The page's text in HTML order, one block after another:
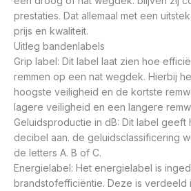
prestaties. Dat allemaal met een
prijs en kwaliteit.
Uitleg bandenlabels
Grip label: Dit label laat zien hoe
remmen op een nat wegdek. Hierbij
hoogste veiligheid en de kortste
lagere veiligheid en een langere
Geluidsproductie in dB: Dit label
decibel aan. de geluidsclassificering
de letters A. B of C.
Energielabel: Het energielabel is
brandstofefficiëntie. Deze is verdeeld